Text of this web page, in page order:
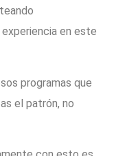
en este
programas que
el patrón, no